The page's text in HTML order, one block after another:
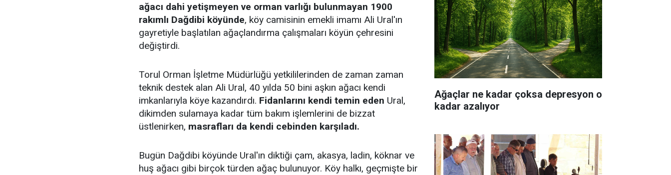
ağacı dahi yetişmeyen ve orman varlığı bulunmayan 1900
rakımlı Dağdibi köyünde, köy camisinin emekli imamı Ali Ural'ın
gayretiyle başlatılan ağaçlandırma çalışmaları köyün çehresini
değiştirdi.
Torul Orman İşletme Müdürlüğü yetkililerinden de zaman zaman
teknik destek alan Ali Ural, 40 yılda 50 bini aşkın ağacı kendi
imkanlarıyla köye kazandırdı. Fidanlarını kendi temin eden Ural,
dikimden sulamaya kadar tüm bakım işlemlerini de bizzat
üstlenirken, masrafları da kendi cebinden karşıladı.
Bugün Dağdibi köyünde Ural'ın diktiği çam, akasya, ladin, köknar ve
huş ağacı gibi birçok türden ağaç bulunuyor. Köy halkı, geçmişte bir
Ağaçlar ne kadar çoksa depresyon o
kadar azalıyor